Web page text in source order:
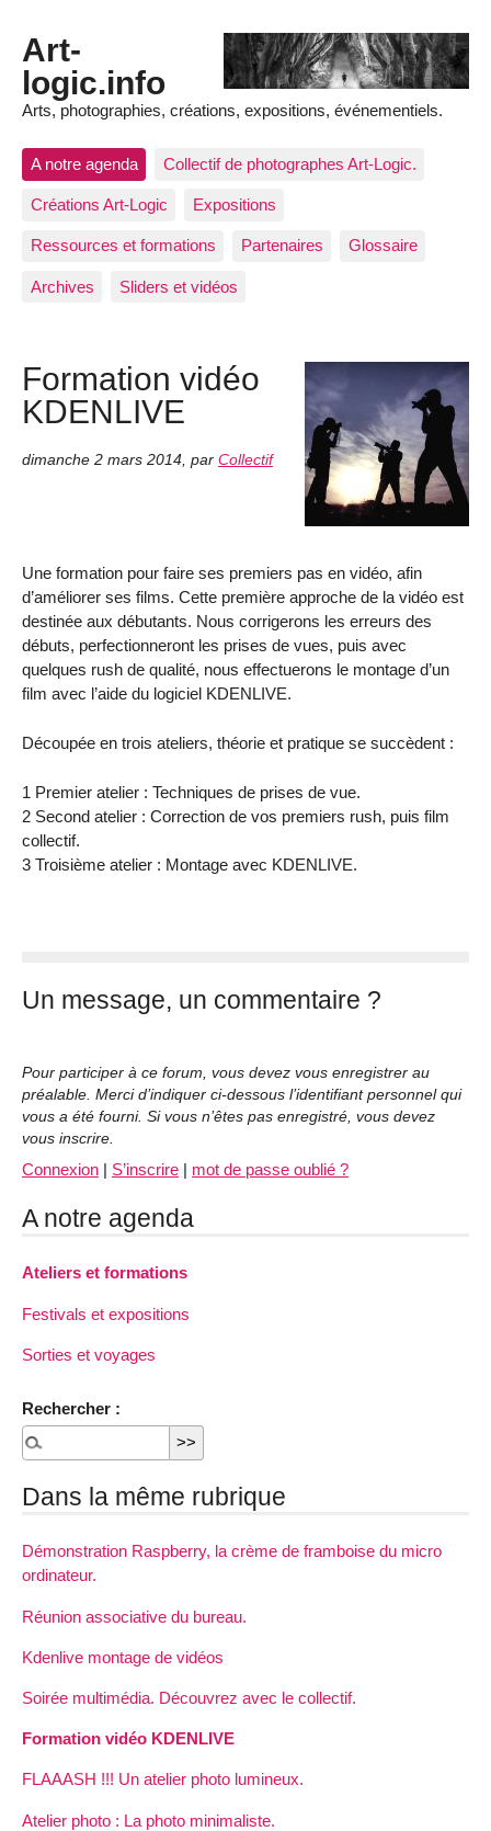
Art-
logic.info
Arts, photographies, créations, expositions, événementiels.
A notre agenda Collectif de photographes Art-Logic.
Créations Art-Logic Expositions
Ressources et formations Partenaires Glossaire
Archives Sliders et vidéos
Formation vidéo
KDENLIVE
dimanche 2 mars 2014, par Collectif
Une formation pour faire ses premiers pas en vidéo, afin
d’améliorer ses films. Cette première approche de la vidéo est
destinée aux débutants. Nous corrigerons les erreurs des
débuts, perfectionneront les prises de vues, puis avec
quelques rush de qualité, nous effectuerons le montage d’un
film avec l’aide du logiciel KDENLIVE.
Découpée en trois ateliers, théorie et pratique se succèdent :
1 Premier atelier : Techniques de prises de vue.
2 Second atelier : Correction de vos premiers rush, puis film
collectif.
3 Troisième atelier : Montage avec KDENLIVE.
Un message, un commentaire ?
Pour participer à ce forum, vous devez vous enregistrer au
préalable. Merci d’indiquer ci-dessous l’identifiant personnel qui
vous a été fourni. Si vous n’êtes pas enregistré, vous devez
vous inscrire.
Connexion | S’inscrire | mot de passe oublié ?
A notre agenda
Ateliers et formations
Festivals et expositions
Sorties et voyages
Rechercher :
Dans la même rubrique
Démonstration Raspberry, la crème de framboise du micro
ordinateur.
Réunion associative du bureau.
Kdenlive montage de vidéos
Soirée multimédia. Découvrez avec le collectif.
Formation vidéo KDENLIVE
FLAAASH !!! Un atelier photo lumineux.
Atelier photo : La photo minimaliste.